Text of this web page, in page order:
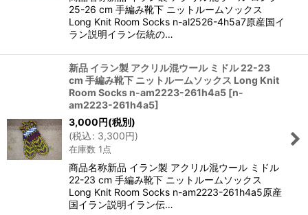
25-26 cm 手編み靴下 ニットルームソックス
Long Knit Room Socks n-al2526-4h5a7原産国イ
ラン説明イラン伝統の…
新品 イラン製 アクリル混ウール ミドル 22-23
cm 手編み靴下 ニットルームソックス Long Knit
Room Socks n-am2223-261h4a5 [n-
am2223-261h4a5]
3,000円(税別)
(税込: 3,300円)
在庫数 1点
商品名称新品 イラン製 アクリル混ウール ミドル
22-23 cm 手編み靴下 ニットルームソックス
Long Knit Room Socks n-am2223-261h4a5原産
国イラン説明イラン伝…